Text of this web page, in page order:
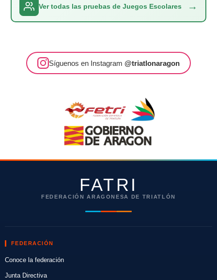
Ver todas las pruebas de Juegos Escolares →
Síguenos en Instagram @triatlonaragon
FATRI
FEDERACIÓN ARAGONESA DE TRIATLÓN
FEDERACIÓN
Conoce la federación
Junta Directiva